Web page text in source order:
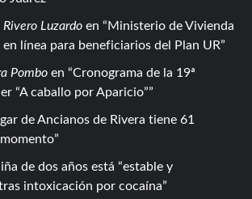
Luzardo en
Ministerio de Vivienda
línea para beneficiarios del Plan UR
Pombo en
Cronograma de la 19ª
“A caballo por Aparicio”
de Ancianos de Rivera tiene 61
de dos años está “estable y
intoxicación por cocaína